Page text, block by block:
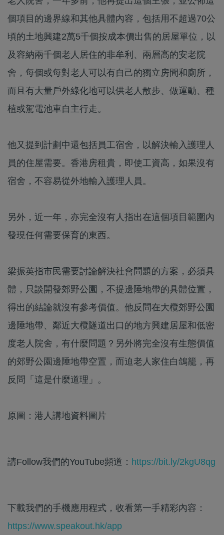
個項目的邊界線和其他具體內容，包括用不超過70公
頃的土地興建2萬5千個按成本價出售的居屋單位，以
及容納兩千個老人居住的非牟利、兩層高的安老院
舍，每個或每對老人可以有自己的獨立房間和廁所，
而且有大量戶外綠化地可以供老人散步、做運動、種
植或駕電池車自主行走。
他又提到計劃中還包括員工宿舍，以解決輸入護理人
員的住屋需要。香港房租貴，即使工資高，如果沒有
宿舍，不容易從外地輸入護理人員。
另外，近一年，亦完全沒有人指出在這個項目範圍內
發現任何需要保育的東西。
梁振英指市民需要討論解決社會問題的方案，必須具
體，只談開發郊野公園，不提邊陲地帶的具體位置，
得出的結論就沒有參考價值。他反問在大欖郊野公園
邊陲地帶、鄰近大欖隧道出口的地方興建居屋和低密
度老人院舍，有什麼問題？另外將完全沒有生態價值
的郊野公園邊陲地帶空置，而迫老人家住白鴿籠，再
反問「這是什麼道理」。
原圖：港人講地資料圖片
請Follow我們的YouTube頻道： https://bit.ly/2kgU8qg
下載我們的手機應用程式，收看第一手精彩內容：
https://www.speakout.hk/app